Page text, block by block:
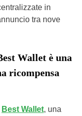
in
tra nove
Wallet è una
ricompensa
Best Wallet, una